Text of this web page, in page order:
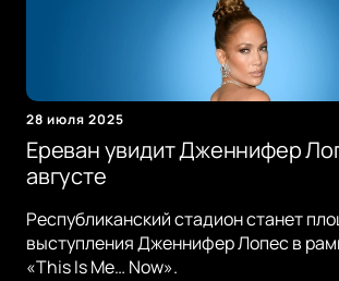
28 июля 2025
Ереван увидит Дженнифер
августе
Республиканский стадион станет
выступления Дженнифер Лопес в
«This Is Me… Now».